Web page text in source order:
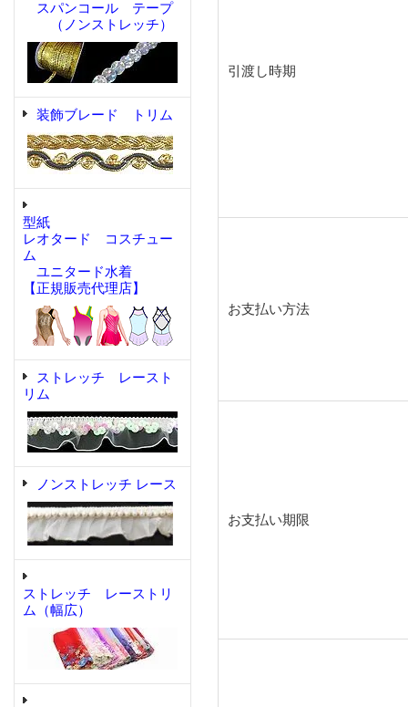
スパンコール テープ
（ノンストレッチ）
装飾ブレード トリム
型紙
レオタード コスチュー
ム
ユニタード水着
【正規販売代理店】
ストレッチ レースト
リム
ノンストレッチ レース
ストレッチ レーストリ
ム（幅広）
引渡し時期
お支払い方法
お支払い期限